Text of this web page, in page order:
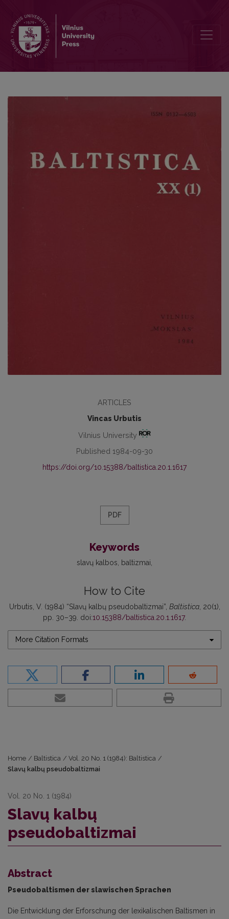
ARTICLES
Vincas Urbutis
Vilnius University
Published 1984-09-30
https://doi.org/10.15388/baltistica.20.1.1617
PDF
Keywords
slavų kalbos baltizmai
How to Cite
Urbutis, V. (1984) “Slavų kalbų pseudobaltizmai”, Baltistica, 20(1),
pp. 30–39. doi:10.15388/baltistica.20.1.1617.
More Citation Formats
Home / Baltistica / Vol. 20 No. 1 (1984): Baltistica /
Slavų kalbų pseudobaltizmai
Vol. 20 No. 1 (1984)
Slavų kalbų
pseudobaltizmai
Abstract
Pseudobaltismen der slawischen Sprachen
Die Entwicklung der Erforschung der lexikalischen Baltismen in